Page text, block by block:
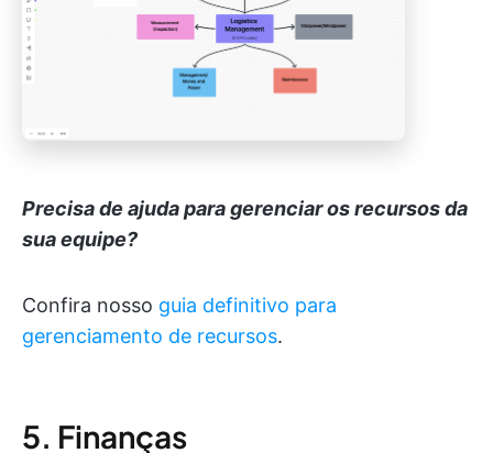
Precisa de ajuda para gerenciar os recursos da
sua equipe?
Confira nosso guia definitivo para
gerenciamento de recursos.
5. Finanças